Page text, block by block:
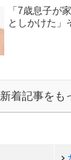
「7歳息子が
としかけた
新着記事をも